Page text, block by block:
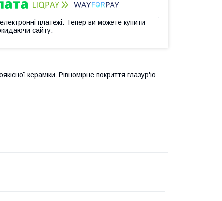
платежі. Тепер ви можете купити
сайту.
кераміки. Рівномірне покриття глазур'ю